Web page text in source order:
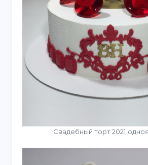
Свадебный торт 2021